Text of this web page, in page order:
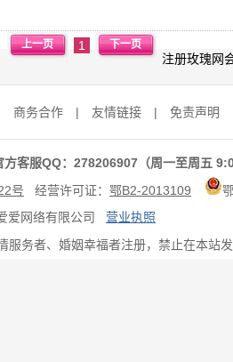
上一页 1 下一页
注册玫瑰网
商务合作 | 友情链接 | 免责声明
客服QQ：278206907（周一至周五
号 经营许可证： 鄂B2-2013109
爱网络有限公司 营业执照
服务者、婚姻幸福者注册，禁止在本站